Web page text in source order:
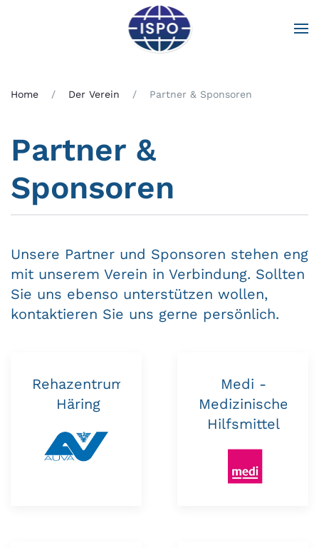
Zum Hauptinhalt springen
Home Der Verein Partner & Sponsoren
Partner &
Sponsoren
Unsere Partner und Sponsoren stehen eng
mit unserem Verein in Verbindung. Sollten
Sie uns ebenso unterstützen wollen,
kontaktieren Sie uns gerne persönlich.
Rehazentrum
Häring
Medi -
Medizinische
Hilfsmittel